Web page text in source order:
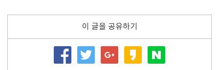
이 글을 공유하기